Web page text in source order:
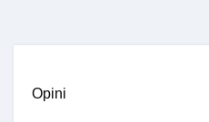
Opini